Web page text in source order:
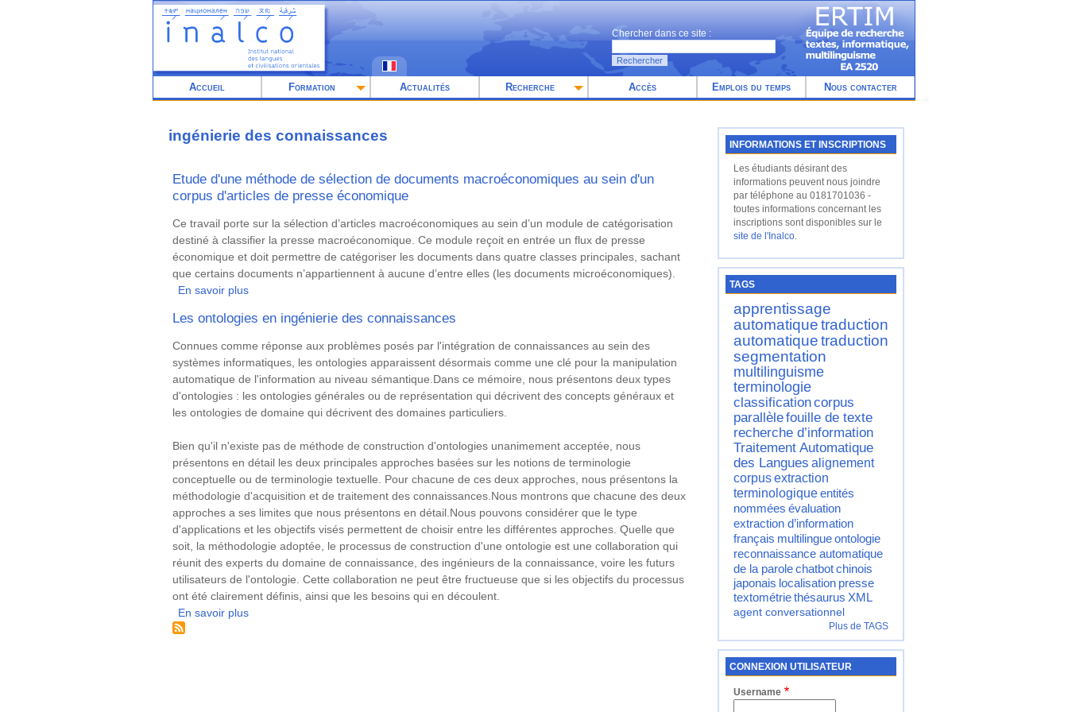
Aller
contenu
Chercher dans ce site :
Accueil Formation Actualités Recherche Accès Emplois du temps Nous contacter
ingénierie des connaissances
Etude d'une méthode de sélection de documents macroéconomiques au sein d'un
corpus d'articles de presse économique
Résumé
Ce travail porte sur la sélection d’articles macroéconomiques au sein d’un module de catégorisation
destiné à classifier la presse macroéconomique. Ce module reçoit en entrée un flux de presse
économique et doit permettre de catégoriser les documents dans quatre classes principales, sachant
que certains documents n’appartiennent à aucune d’entre elles (les documents microéconomiques).
En savoir plus
d'une
méthode
sélection
documents
au
sein
d'un
corpus
d'articles
de
presse
économique
Les ontologies en ingénierie des connaissances
Résumé
Connues comme réponse aux problèmes posés par l'intégration de connaissances au sein des
systèmes informatiques, les ontologies apparaissent désormais comme une clé pour la manipulation
automatique de l'information au niveau sémantique.Dans ce mémoire, nous présentons deux types
d'ontologies : les ontologies générales ou de représentation qui décrivent des concepts généraux et
les ontologies de domaine qui décrivent des domaines particuliers.
Bien qu'il n'existe pas de méthode de construction d'ontologies unanimement acceptée, nous
présentons en détail les deux principales approches basées sur les notions de terminologie
conceptuelle ou de terminologie textuelle. Pour chacune de ces deux approches, nous présentons la
méthodologie d'acquisition et de traitement des connaissances.Nous montrons que chacune des deux
approches a ses limites que nous présentons en détail.Nous pouvons considérer que le type
d'applications et les objectifs visés permettent de choisir entre les différentes approches. Quelle que
soit, la méthodologie adoptée, le processus de construction d'une ontologie est une collaboration qui
réunit des experts du domaine de connaissance, des ingénieurs de la connaissance, voire les futurs
utilisateurs de l'ontologie. Cette collaboration ne peut être fructueuse que si les objectifs du processus
ont été clairement définis, ainsi que les besoins qui en découlent.
En savoir plus
INFORMATIONS ET INSCRIPTIONS
Les étudiants désirant des
informations peuvent nous joindre
par téléphone au 0181701036 -
toutes informations concernant les
inscriptions sont disponibles sur le
site de l'Inalco.
TAGS
apprentissage
automatiquetraduction
automatiquetraduction
segmentation
multilinguisme
terminologie
classificationcorpus
parallèlefouille de texte
recherche d’information
Traitement Automatique
des Langues alignement
corpusextraction
terminologiqueentités
nommées évaluation
extraction d’information
français multilingueontologie
reconnaissance automatique
de la parolechatbotchinois
japonais localisation presse
textométriethésaurus XML
agent conversationnel
Plus de TAGS
CONNEXION UTILISATEUR
Username